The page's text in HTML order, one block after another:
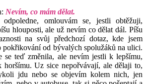
Nevím, co mám dělat.
odpoledne, omlouvám se, jestli obtěžuji,
hlouposti, ale už nevím co dělat dál. Píšu
na svůj předchozí dotaz, kde jsem
pokřikování od bývalých spolužáků na ulici.
se teď změnila, ale nevím jestli k lepšímu,
horšímu. Uz sice nepořvávají, ale dělaji to,
jdu nebo se objevím kolem nich, jen